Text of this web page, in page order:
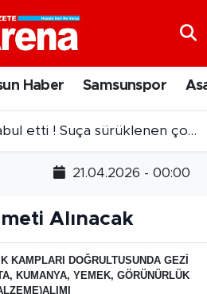
Haber Samsunspor
! Suça sürüklenen çocuk ibaresi değişti
21.04.2026 - 00:00
Alınacak
KAMPLARI DOĞRULTUSUNDA GEZİ
KUMANYA, YEMEK, GÖRÜNÜRLÜK
ve Fikstür